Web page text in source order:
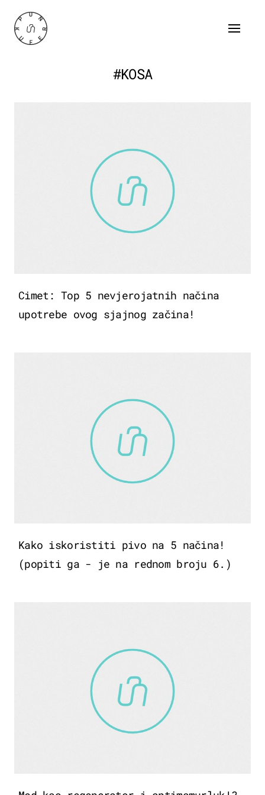
#KOSA
Cimet: Top 5 nevjerojatnih načina
upotrebe ovog sjajnog začina!
Kako iskoristiti pivo na 5 načina!
(popiti ga - je na rednom broju 6.)